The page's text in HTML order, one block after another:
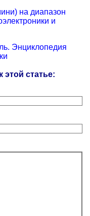
на диапазон
и
Энциклопедия
этой статье: